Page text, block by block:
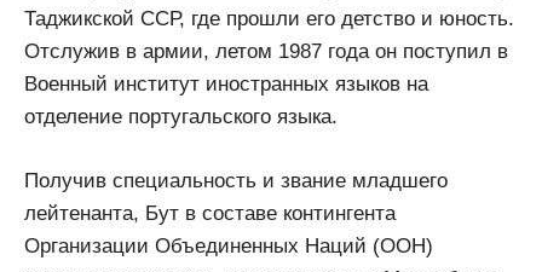
Таджикской ССР, где прошли его детство и юность.
Отслужив в армии, летом 1987 года он поступил в
Военный институт иностранных языков на
отделение португальского языка.
Получив специальность и звание младшего
лейтенанта, Бут в составе контингента
Организации Объединенных Наций (ООН)